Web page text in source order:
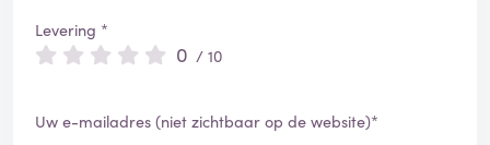
Levering *
0 / 10
Uw e-mailadres (niet zichtbaar op de website)*